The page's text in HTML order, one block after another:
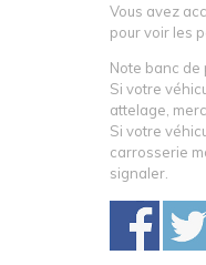
Vous avez
pour voir les
Note banc de
Si votre
attelage,
Si votre
carrosserie
signaler.